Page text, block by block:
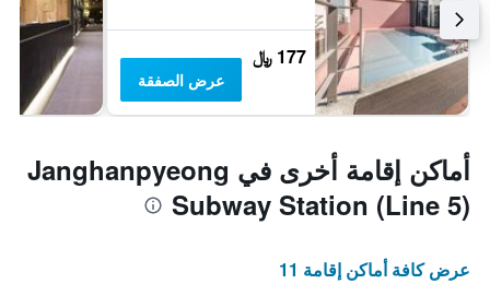
177 ﷼
عرض الصفقة
أماكن إقامة أخرى في Janghanpyeong
Subway Station (Line 5)
عرض كافة أماكن إقامة 11